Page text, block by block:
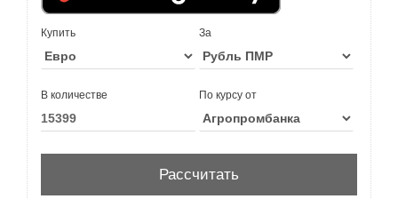
Купить За
В количестве По курсу от